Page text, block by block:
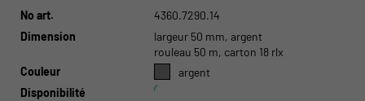
No art.
4360.7290.14
Dimension
largeur 50 mm, argent
rouleau 50 m, carton 18 rlx
Couleur
argent
Disponibilité